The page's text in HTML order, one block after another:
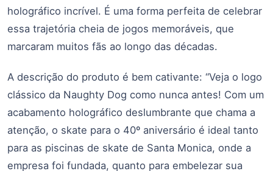
holográfico incrível. É uma forma perfeita de celebrar
essa trajetória cheia de jogos memoráveis, que
marcaram muitos fãs ao longo das décadas.
A descrição do produto é bem cativante: “Veja o logo
clássico da Naughty Dog como nunca antes! Com um
acabamento holográfico deslumbrante que chama a
atenção, o skate para o 40º aniversário é ideal tanto
para as piscinas de skate de Santa Monica, onde a
empresa foi fundada, quanto para embelezar sua